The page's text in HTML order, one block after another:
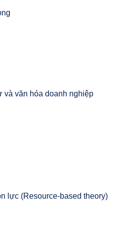
và văn hóa doanh nghiệp
lực (Resource-based theory)